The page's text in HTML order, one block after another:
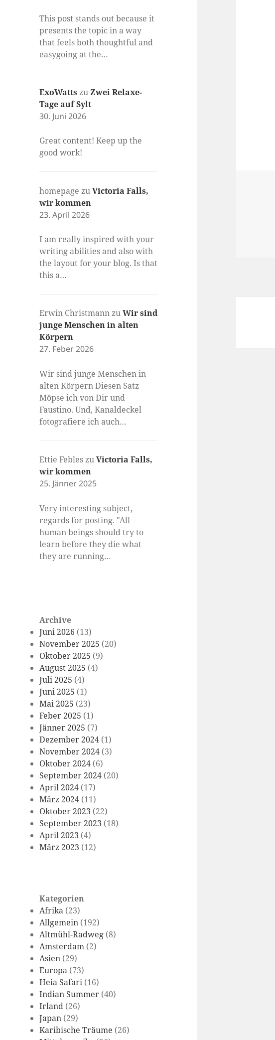
This post stands out because it
presents the topic in a way
that feels both thoughtful and
easygoing at the…
ExoWatts zuZwei Relaxe-
Tage auf Sylt
30. Juni 2026
Great content! Keep up the
good work!
homepage zuVictoria Falls,
wir kommen
23. April 2026
I am really inspired with your
writing abilities and also with
the layout for your blog. Is that
this a…
Erwin ChristmannzuWir sind
junge Menschen in alten
Körpern
27. Feber 2026
Wir sind junge Menschen in
alten Körpern Diesen Satz
Möpse ich von Dir und
Faustino. Und, Kanaldeckel
fotografiere ich auch…
Ettie FebleszuVictoria Falls,
wir kommen
25. Jänner 2025
Very interesting subject,
regards for posting. "All
human beings should try to
learn before they die what
they are running…
Archive
Juni 2026 (13)
November 2025 (20)
Oktober 2025 (9)
August 2025 (4)
Juli 2025 (4)
Juni 2025 (1)
Mai 2025 (23)
Feber 2025 (1)
Jänner 2025 (7)
Dezember 2024 (1)
November 2024 (3)
Oktober 2024 (6)
September 2024 (20)
April 2024 (17)
März 2024 (11)
Oktober 2023 (22)
September 2023 (18)
April 2023 (4)
März 2023 (12)
Kategorien
Afrika (23)
Allgemein (192)
Altmühl-Radweg (8)
Amsterdam (2)
Asien (29)
Europa (73)
Heia Safari (16)
Indian Summer (40)
Irland (26)
Japan (29)
Karibische Träume (26)